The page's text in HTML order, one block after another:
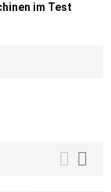
im Test